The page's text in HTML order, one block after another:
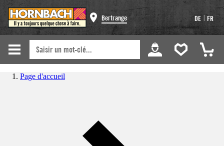
Bertrange DE | FR
Page d'accueil